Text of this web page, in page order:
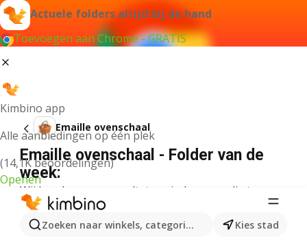
Actuele folders altijd bij de hand
Toevoegen aan Chrome - GRATIS
Kimbino app
Alle aanbiedingen op één plek
(14,1K beoordelingen)
Openen
Zoeken naar winkels, categorieën, producten...
Kies stad
Emaille ovenschaal
Emaille ovenschaal - Folder van de
week:
Wij konden geen resultaten vinden voor die term.
Emaille ovenschaal in actie – Waar te
koop?